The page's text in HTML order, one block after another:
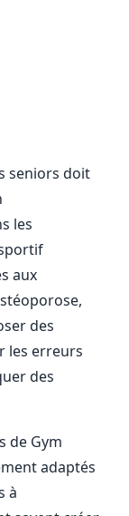
seniors doit
les
aux
des
les erreurs
des
de Gym
adaptés
à